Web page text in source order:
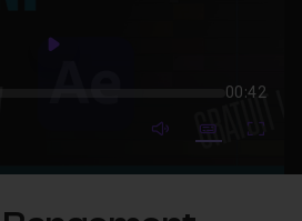
Play
00:42
mute video
Subtitles